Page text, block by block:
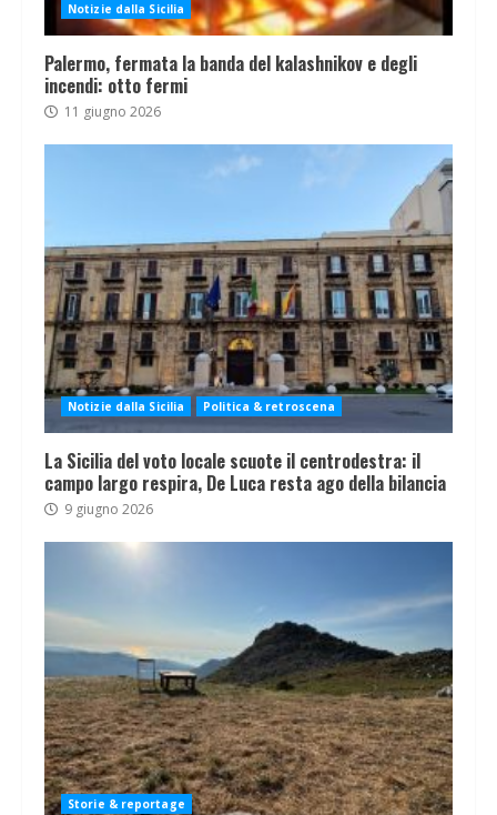
Notizie dalla Sicilia
Palermo, fermata la banda del kalashnikov e degli
incendi: otto fermi
11 giugno 2026
Notizie dalla Sicilia Politica & retroscena
La Sicilia del voto locale scuote il centrodestra: il
campo largo respira, De Luca resta ago della bilancia
9 giugno 2026
Storie & reportage